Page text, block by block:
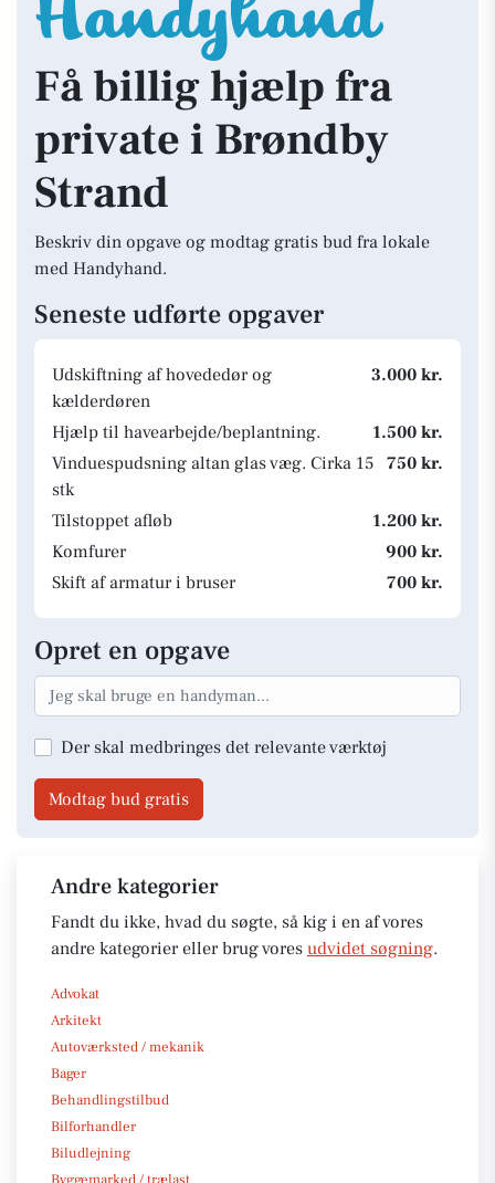
Få billig hjælp fra
private i Brøndby
Strand
Beskriv din opgave og modtag gratis bud fra lokale
med Handyhand.
Seneste udførte opgaver
Udskiftning af hovededør og
kælderdøren
3.000 kr.
Hjælp til havearbejde/beplantning.
1.500 kr.
Vinduespudsning altan glas væg. Cirka 15
stk
750 kr.
Tilstoppet afløb
1.200 kr.
Komfurer
900 kr.
Skift af armatur i bruser
700 kr.
Opret en opgave
Der skal medbringes det relevante værktøj
Modtag bud gratis
Andre kategorier
Fandt du ikke, hvad du søgte, så kig i en af vores
andre kategorier eller brug vores udvidet søgning.
Advokat
Arkitekt
Autoværksted / mekanik
Bager
Behandlingstilbud
Bilforhandler
Biludlejning
Byggemarked / trælast